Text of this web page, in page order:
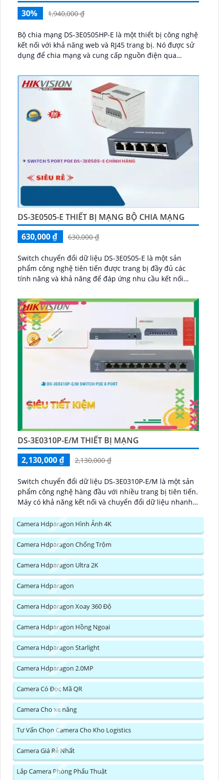
30%
1,940,000 ₫
Bộ chia mạng DS-3E0505HP-E là một thiết bị công nghệ
kết nối với khả năng web và RJ45 trang bị. Nó được sử
dụng để chia mạng và cung cấp nguồn điện qua
DS-3E0505-E THIẾT BỊ MẠNG BỘ CHIA MẠNG
630,000 ₫
630,000 ₫
Switch chuyển đổi dữ liệu DS-3E0505-E là một sản
phẩm công nghệ tiên tiến được trang bị đầy đủ các
tính năng và khả năng để đáp ứng nhu cầu kết nối
DS-3E0310P-E/M THIẾT BỊ MẠNG
2,130,000 ₫
2,130,000 ₫
Switch chuyển đổi dữ liệu DS-3E0310P-E/M là một sản
phẩm công nghệ hàng đầu với nhiều trang bị tiên tiến.
Máy có khả năng kết nối và chuyển đổi dữ liệu nhanh
Camera Hdparagon Hình Ảnh 4K
Camera Hdparagon Chống Trộm
Camera Hdparagon Ultra 2K
Camera Hdparagon
Camera Hdparagon Xoay 360 Độ
Camera Hdparagon Hồng Ngoại
Camera Hdparagon Starlight
Camera Hdparagon 2.0MP
Camera Có Đọc Mã QR
Camera Cho xe nâng
Tư Vấn Chọn Camera Cho Kho Logistics
Camera Giá Rẻ Nhất
Lắp Camera Phòng Phẩu Thuật